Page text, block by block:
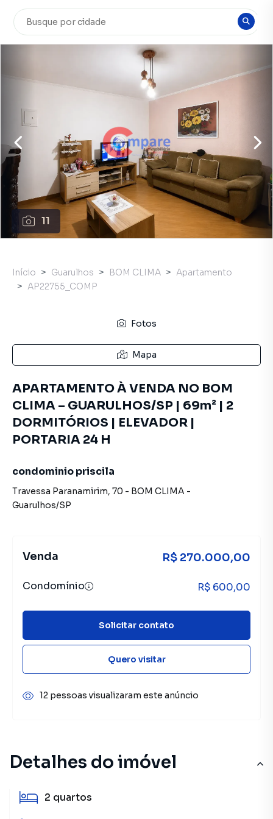
11
Detalhes do imóvel
2 quartos
Início Guarulhos BOM CLIMA
Apartamento
AP22755_COMP
Fotos
Mapa
APARTAMENTO À VENDA NO BOM
CLIMA – GUARULHOS/SP | 69m² | 2
DORMITÓRIOS | ELEVADOR |
PORTARIA 24 H
condominio priscila
Travessa Paranamirim, 70 - BOM CLIMA -
Guarulhos/SP
Venda R$ 270.000,00
Condomínio R$ 600,00
Solicitar contato
Quero visitar
12 pessoas visualizaram este anúncio